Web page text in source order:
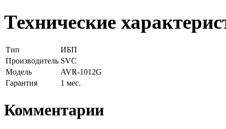
Технические
Тип
ИБП
Производитель SVC
Модель
AVR-1012G
Гарантия
1 мес.
Комментарии